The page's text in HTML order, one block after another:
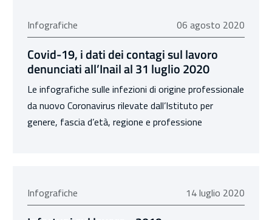
Infografiche 06 agosto 2020
06 agosto 2020
Covid-19, i dati dei contagi sul lavoro
denunciati all’Inail al 31 luglio 2020
Le infografiche sulle infezioni di origine professionale
da nuovo Coronavirus rilevate dall’Istituto per
genere, fascia d’età, regione e professione
Infografiche 14 luglio 2020
14 luglio 2020